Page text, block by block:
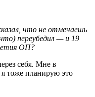
что не отмечаешь
переубедил — и 19
ОП?
себя. Мне в
тоже планирую это